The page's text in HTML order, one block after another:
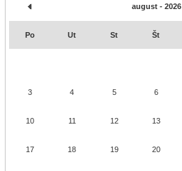
august - 2026
Po Ut St Št
3 4 5 6
10 11 12 13
17 18 19 20